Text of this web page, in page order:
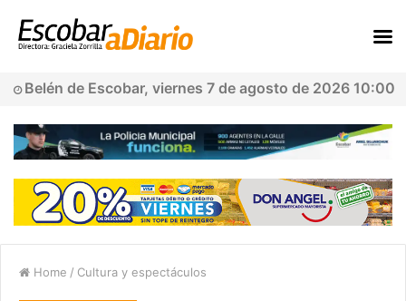
Belén de Escobar, viernes 7 de agosto de 2026 10:00
Home / Cultura y espectáculos